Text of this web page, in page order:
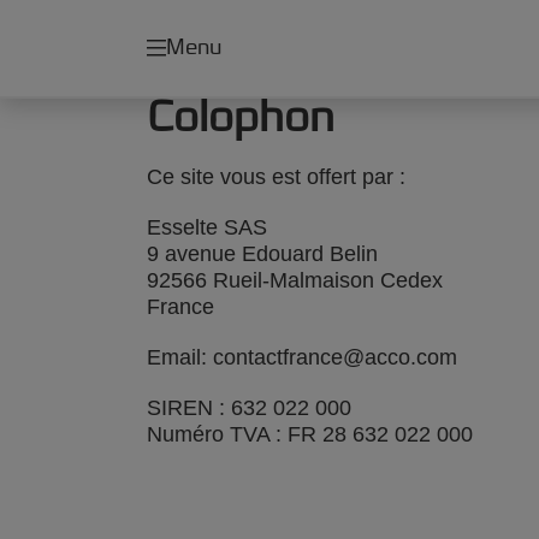
Menu
Colophon
Ce site vous est offert par :
Esselte SAS
9 avenue Edouard Belin
92566 Rueil-Malmaison Cedex
France
Email: contactfrance@acco.com
SIREN : 632 022 000
Numéro TVA : FR 28 632 022 000